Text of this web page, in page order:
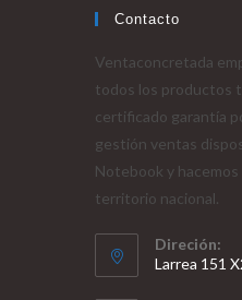
Contacto
Ventaconcretada
todos los productos
certificado garantía
gestión ventas
Notebook y
territorio nacional.
Direción:
Larrea 151